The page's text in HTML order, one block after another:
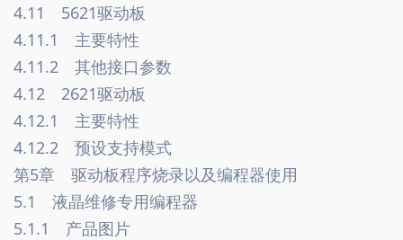
4.11　5621驱动板
4.11.1　主要特性
4.11.2　其他接口参数
4.12　2621驱动板
4.12.1　主要特性
4.12.2　预设支持模式
第5章　驱动板程序烧录以及编程器使用
5.1　液晶维修专用编程器
5.1.1　产品图片